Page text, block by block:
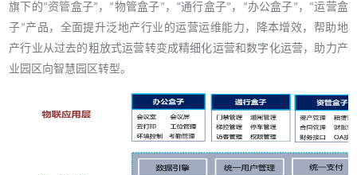
旗下的“资管盒子”，“物管盒子”，“通行盒子”，“办公盒子”，“运营盒
子”产品，全面提升泛地产行业的运营运维能力，降本增效，帮助地
产行业从过去的粗放式运营转变成精细化运营和数字化运营，助力产
业园区向智慧园区转型。